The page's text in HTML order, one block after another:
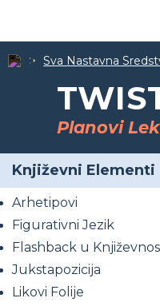
Sva Nastavna
Planovi
Književni Elementi
Arhetipovi
Figurativni Jezik
Flashback u
Jukstapozicija
Likovi Folije